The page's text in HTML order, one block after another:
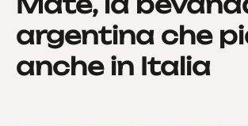
argentina che
anche in Italia